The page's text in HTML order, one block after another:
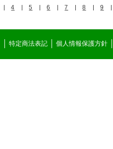
4 5 6 7 8 9
特定商法表記 個人情報保護方針